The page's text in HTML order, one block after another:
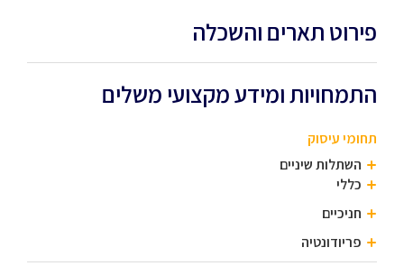
פירוט תארים והשכלה
התמחויות ומידע מקצועי משלים
תחומי עיסוק
השתלות שיניים
כללי
חניכיים
פריודונטיה